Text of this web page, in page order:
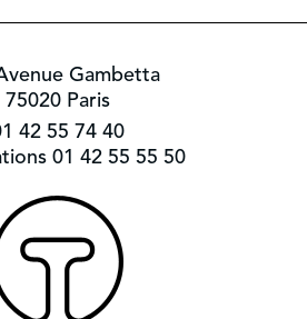
Gambetta
75020 Paris
42 55 74 40
01 42 55 55 50